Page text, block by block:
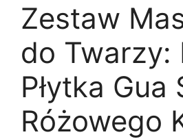
Zestaw
do Twarzy:
Płytka Gua
Różowego